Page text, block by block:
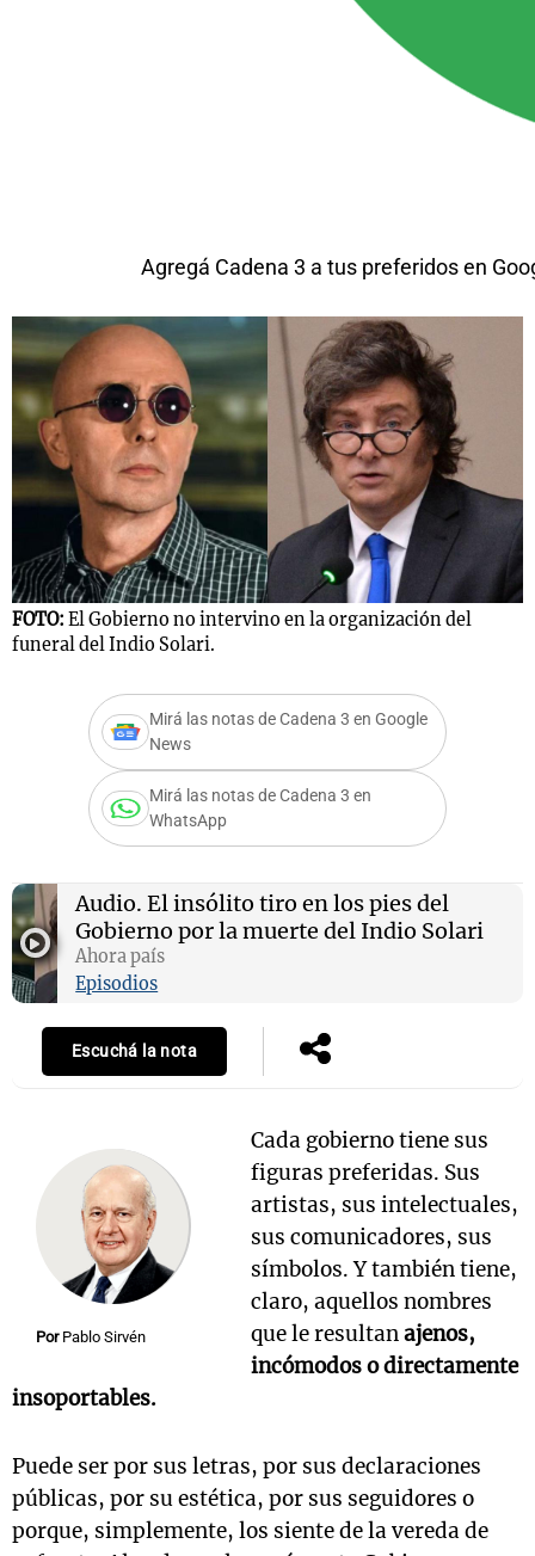
Agregá Cadena 3 a tus preferidos en
FOTO: El Gobierno no intervino en la organización del
funeral del Indio Solari.
Mirá las notas de Cadena 3 en Google
News
Mirá las notas de Cadena 3 en
WhatsApp
Audio. El insólito tiro en los pies del
Gobierno por la muerte del Indio Solari
Ahora país
Episodios
Escuchá la nota
Por Pablo Sirvén
Cada gobierno tiene sus
figuras preferidas. Sus
artistas, sus intelectuales,
sus comunicadores, sus
símbolos. Y también tiene,
claro, aquellos nombres
que le resultanajenos,
incómodos o directamente
insoportables.
Puede ser por sus letras, por sus declaraciones
públicas, por su estética, por sus seguidores o
porque, simplemente, los siente de la vereda de